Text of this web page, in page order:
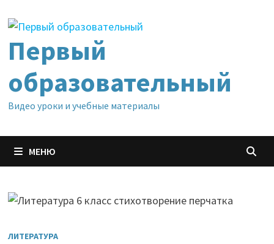
содержимому
Первый
образовательный
Видео уроки и учебные материалы
МЕНЮ
ЛИТЕРАТУРА